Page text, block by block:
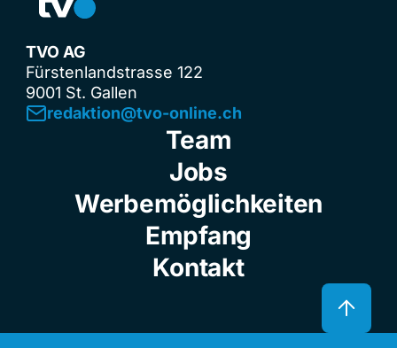
TVO AG
Fürstenlandstrasse 122
9001 St. Gallen
redaktion@tvo-online.ch
Team
Jobs
Werbemöglichkeiten
Empfang
Kontakt